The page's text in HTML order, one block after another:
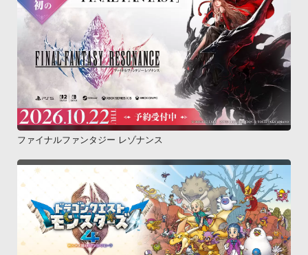
ファイナルファンタジー レゾナンス